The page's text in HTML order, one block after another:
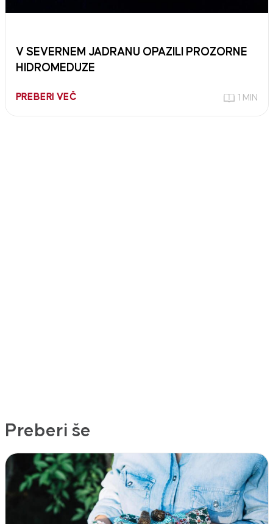
V SEVERNEM JADRANU OPAZILI PROZORNE
HIDROMEDUZE
PREBERI VEČ 1 MIN
Preberi še